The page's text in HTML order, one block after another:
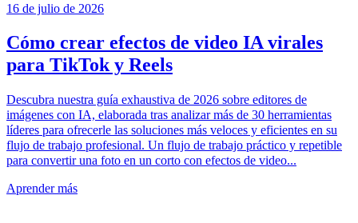
16 de julio de 2026
Cómo crear efectos de video IA virales
para TikTok y Reels
Descubra nuestra guía exhaustiva de 2026 sobre editores de
imágenes con IA, elaborada tras analizar más de 30 herramientas
líderes para ofrecerle las soluciones más veloces y eficientes en su
flujo de trabajo profesional. Un flujo de trabajo práctico y repetible
para convertir una foto en un corto con efectos de video...
Aprender más